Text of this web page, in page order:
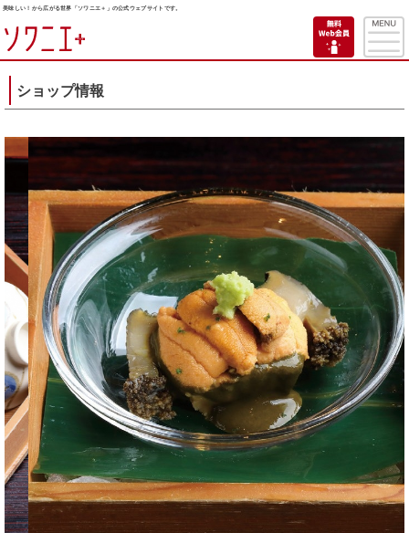
美味しい！から広がる世界「ソワニエ＋」の公式ウェブサイトです。
ショップ情報